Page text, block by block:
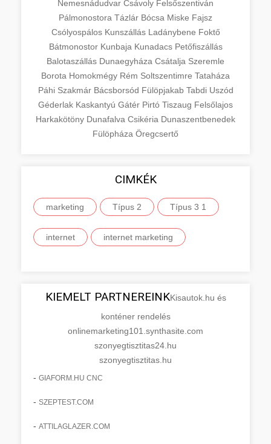
Nemesnádudvar Csávoly Felsőszentiván
Pálmonostora Tázlár Bócsa Miske Fajsz
Csólyospálos Kunszállás Ladánybene Foktő
Bátmonostor Kunbaja Kunadacs Petőfiszállás
Balotaszállás Dunaegyháza Csátalja Szeremle
Borota Homokmégy Rém Soltszentimre Tataháza
Páhi Szakmár Bácsborsód Fülöpjakab Tabdi Uszód
Géderlak Kaskantyú Gátér Pirtó Tiszaug Felsőlajos
Harkakötöny Dunafalva Csikéria Dunaszentbenedek
Fülöpháza Öregcsertő
CIMKÉK
marketing Típus 2 Típus 3 1
internet internet marketing
KIEMELT PARTNEREINKKisautok.hu és
konténer rendelés
onlinemarketing101.synthasite.com
szonyegtisztitas24.hu
szonyegtisztitas.hu
- GIAFORM.HU CNC
- SZEPTEST.COM
- ATTILAGLAZER.COM